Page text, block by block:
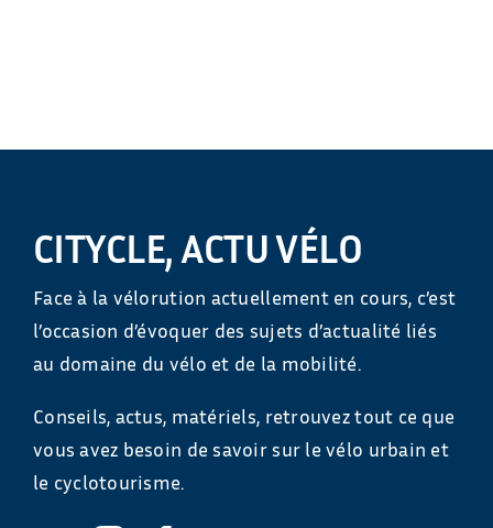
CITYCLE, ACTU VÉLO
Face à la vélorution actuellement en cours, c’est
l’occasion d’évoquer des sujets d’actualité liés
au domaine du vélo et de la mobilité.
Conseils, actus, matériels, retrouvez tout ce que
vous avez besoin de savoir sur le vélo urbain et
le cyclotourisme.